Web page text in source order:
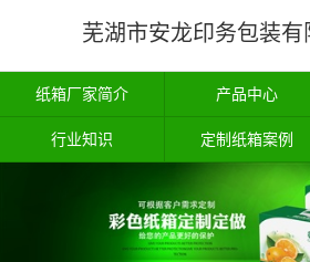
芜湖市安龙印务包装有
纸箱厂家简介 产品中心
行业知识 定制纸箱案例